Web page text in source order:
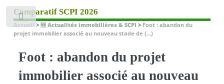
Comparatif SCPI 2026
Accueil > 🆕 Actualités immobilières & SCPI > Foot : abandon du
projet immobilier associé au nouveau stade de (...)
Foot : abandon du projet
immobilier associé au nouveau
Toggle